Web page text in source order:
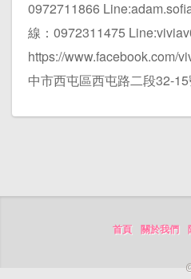
0972711866
線：0972311475
https://www.facebook.com/
中市西屯區西屯路二段32-
首頁 關於我們